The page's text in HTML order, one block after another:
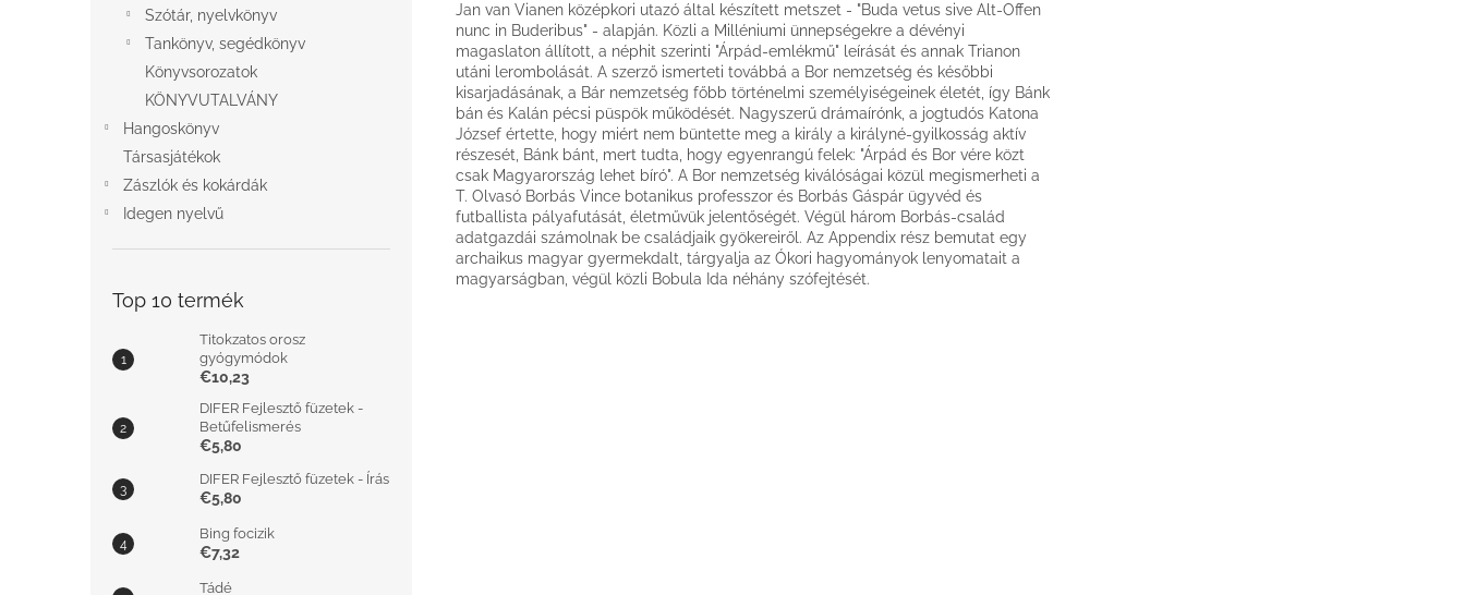
Szótár, nyelvkönyv
Tankönyv, segédkönyv
Könyvsorozatok
KÖNYVUTALVÁNY
Hangoskönyv
Társasjátékok
Zászlók és kokárdák
Idegen nyelvű
Top 10 termék
Titokzatos orosz
gyógymódok
€10,23
DIFER Fejlesztő füzetek -
Betűfelismerés
€5,80
DIFER Fejlesztő füzetek - Írás
€5,80
Bing focizik
€7,32
Tádé
Jan van Vianen középkori utazó által készített metszet - "Buda vetus sive Alt-Offen
nunc in Buderibus" - alapján. Közli a Milléniumi ünnepségekre a dévényi
magaslaton állított, a néphit szerinti "Árpád-emlékmű" leírását és annak Trianon
utáni lerombolását. A szerző ismerteti továbbá a Bor nemzetség és későbbi
kisarjadásának, a Bár nemzetség főbb történelmi személyiségeinek életét, így Bánk
bán és Kalán pécsi püspök működését. Nagyszerű drámaírónk, a jogtudós Katona
József értette, hogy miért nem büntette meg a király a királyné-gyilkosság aktív
részesét, Bánk bánt, mert tudta, hogy egyenrangú felek: "Árpád és Bor vére közt
csak Magyarország lehet bíró". A Bor nemzetség kiválóságai közül megismerheti a
T. Olvasó Borbás Vince botanikus professzor és Borbás Gáspár ügyvéd és
futballista pályafutását, életművük jelentőségét. Végül három Borbás-család
adatgazdái számolnak be családjaik gyökereiről. Az Appendix rész bemutat egy
archaikus magyar gyermekdalt, tárgyalja az Ókori hagyományok lenyomatait a
magyarságban, végül közli Bobula Ida néhány szófejtését.